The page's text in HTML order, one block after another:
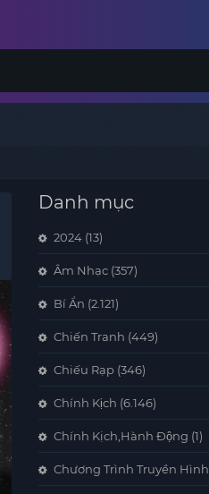
Danh mục
2024 (13)
Âm Nhạc (357)
Bí Ẩn (2.121)
Chiến Tranh (449)
Chiếu Rạp (346)
Chính Kịch (6.146)
Chính Kịch,Hành Động (1)
Chương Trình Truyền Hình